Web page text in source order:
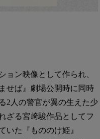
ョン映像として作られ、
せば』劇場公開時に同時
2人の警官が翼の生えた少
ざる宮﨑駿作品としてフ
いた『もののけ姫』